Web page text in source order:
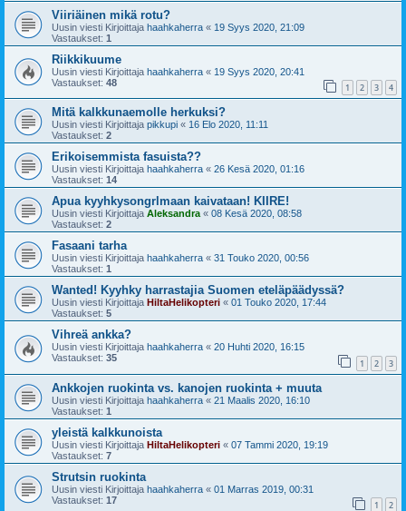
Viiriäinen mikä rotu?
Uusin viesti Kirjoittaja haahkaherra « 19 Syys 2020, 21:09
Vastaukset: 1
Riikkikuume
Uusin viesti Kirjoittaja haahkaherra « 19 Syys 2020, 20:41
Vastaukset: 48 1 2 3 4
Mitä kalkkunaemolle herkuksi?
Uusin viesti Kirjoittaja pikkupi « 16 Elo 2020, 11:11
Vastaukset: 2
Erikoisemmista fasuista??
Uusin viesti Kirjoittaja haahkaherra « 26 Kesä 2020, 01:16
Vastaukset: 14
Apua kyyhkysongrlmaan kaivataan! KIIRE!
Uusin viesti Kirjoittaja Aleksandra « 08 Kesä 2020, 08:58
Vastaukset: 2
Fasaani tarha
Uusin viesti Kirjoittaja haahkaherra « 31 Touko 2020, 00:56
Vastaukset: 1
Wanted! Kyyhky harrastajia Suomen eteläpäädyssä?
Uusin viesti Kirjoittaja HiltaHelikopteri « 01 Touko 2020, 17:44
Vastaukset: 5
Vihreä ankka?
Uusin viesti Kirjoittaja haahkaherra « 20 Huhti 2020, 16:15
Vastaukset: 35 1 2 3
Ankkojen ruokinta vs. kanojen ruokinta + muuta
Uusin viesti Kirjoittaja haahkaherra « 21 Maalis 2020, 16:10
Vastaukset: 1
yleistä kalkkunoista
Uusin viesti Kirjoittaja HiltaHelikopteri « 07 Tammi 2020, 19:19
Vastaukset: 7
Strutsin ruokinta
Uusin viesti Kirjoittaja haahkaherra « 01 Marras 2019, 00:31
Vastaukset: 17 1 2